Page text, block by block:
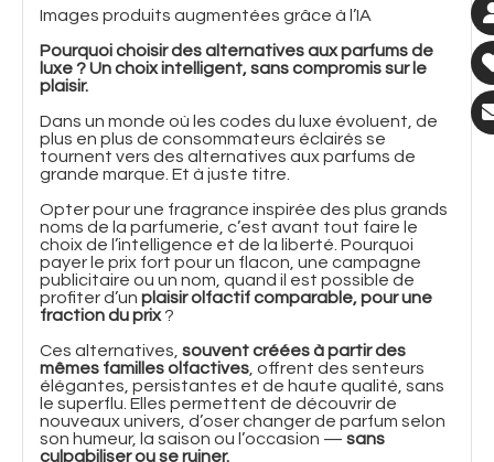
Images produits augmentées grâce à l’IA
Pourquoi choisir des alternatives aux parfums de
luxe ? Un choix intelligent, sans compromis sur le
plaisir.
Dans un monde où les codes du luxe évoluent, de
plus en plus de consommateurs éclairés se
tournent vers des alternatives aux parfums de
grande marque. Et à juste titre.
Opter pour une fragrance inspirée des plus grands
noms de la parfumerie, c’est avant tout faire le
choix de l’intelligence et de la liberté. Pourquoi
payer le prix fort pour un flacon, une campagne
publicitaire ou un nom, quand il est possible de
profiter d’un plaisir olfactif comparable, pour une
fraction du prix?
Ces alternatives, souvent créées à partir des
mêmes familles olfactives , offrent des senteurs
élégantes, persistantes et de haute qualité, sans
le superflu. Elles permettent de découvrir de
nouveaux univers, d’oser changer de parfum selon
son humeur, la saison ou l’occasion — sans
culpabiliser ou se ruiner.